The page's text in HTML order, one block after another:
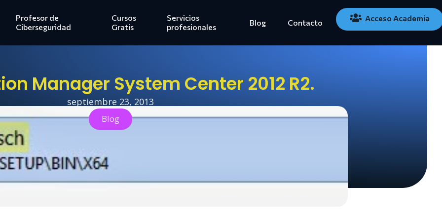
Profesor de
Ciberseguridad
Cursos
Gratis
Servicios
profesionales
Blog Contacto Acceso Academia
Manager System Center 2012 R2.
septiembre 23, 2013
Blog